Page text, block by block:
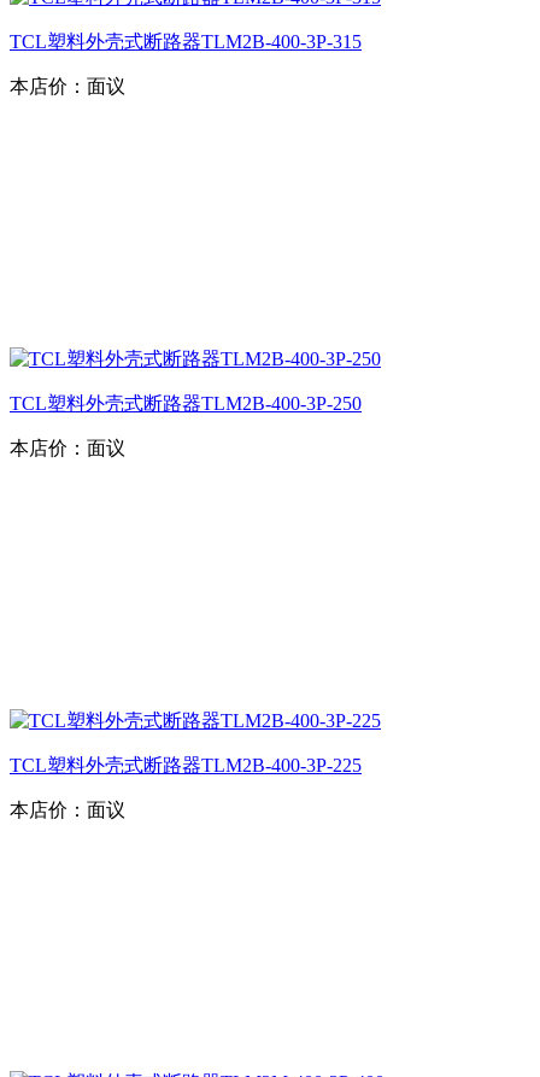
TCL塑料外壳式断路器TLM2B-400-3P-315
本店价： 面议
TCL塑料外壳式断路器TLM2B-400-3P-250
本店价： 面议
TCL塑料外壳式断路器TLM2B-400-3P-225
本店价： 面议